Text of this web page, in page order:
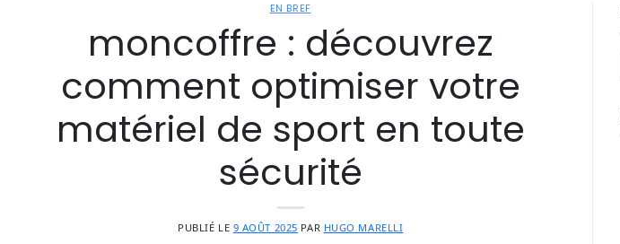
EN BREF
moncoffre : découvrez
comment optimiser votre
matériel de sport en toute
sécurité
PUBLIÉ LE 9 AOÛT 2025 PAR HUGO MARELLI